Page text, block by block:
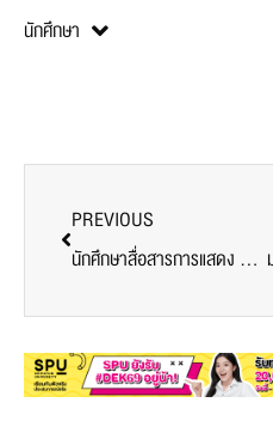
นักศึกษา
PREVIOUS
นักศึกษาสื่อสารการแสดง SPU คว้าโอกาสทำงานจริงร่วมกับทีมงานเบื้องหลัง ในเวที Red Bull Dance Your Style National Final Thailand 2026